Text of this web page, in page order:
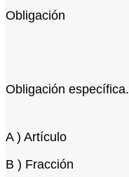
Obligación
Obligación específica.
A ) Artículo
B ) Fracción